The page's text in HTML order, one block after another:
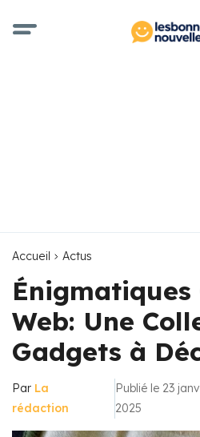
Accueil Actus
Énigmatiques
Web: Une
Gadgets à
Par La
rédaction
Publié le 23
2025